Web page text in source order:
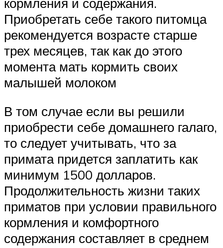
кормления и содержания.
Приобретать себе такого питомца
рекомендуется возрасте старше
трех месяцев, так как до этого
момента мать кормить своих
малышей молоком
В том случае если вы решили
приобрести себе домашнего галаго,
то следует учитывать, что за
примата придется заплатить как
минимум 1500 долларов.
Продолжительность жизни таких
приматов при условии правильного
кормления и комфортного
содержания составляет в среднем